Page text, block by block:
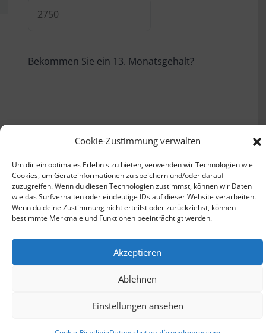
Cookie-Zustimmung verwalten
Um dir ein optimales Erlebnis zu bieten, verwenden wir Technologien wie
Cookies, um Geräteinformationen zu speichern und/oder darauf
zuzugreifen. Wenn du diesen Technologien zustimmst, können wir Daten
wie das Surfverhalten oder eindeutige IDs auf dieser Website verarbeiten.
Wenn du deine Zustimmung nicht erteilst oder zurückziehst, können
bestimmte Merkmale und Funktionen beeinträchtigt werden.
Akzeptieren
Ablehnen
Einstellungen ansehen
Bekommen Sie ein 13. Monatsgehalt?
Impressum